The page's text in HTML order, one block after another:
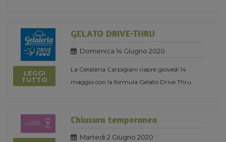
LEGGI
TUTTO
GELATO DRIVE-THRU
Domenica 14 Giugno 2020
La Gelateria Carpigiani riapre giovedi 14
maggio con la formula Gelato Drive Thru
Chiusura temporanea
Martedi 2 Giugno 2020